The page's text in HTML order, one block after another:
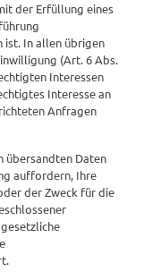
der Erfüllung eines
In allen übrigen
(Art. 6 Abs.
Interessen
Interesse an
Anfragen
übersandten Daten
auffordern, Ihre
der Zweck für die